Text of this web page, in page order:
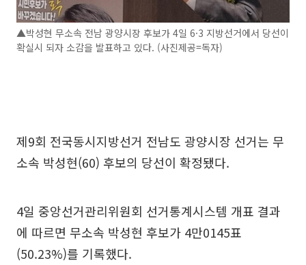
▲박성현 무소속 전남 광양시장 후보가 4일 6·3 지방선거에서 당선이
확실시 되자 소감을 발표하고 있다. (사진제공=독자)
제9회 전국동시지방선거 전남도 광양시장 선거는 무
소속 박성현(60) 후보의 당선이 확정됐다.
4일 중앙선거관리위원회 선거통계시스템 개표 결과
에 따르면 무소속 박성현 후보가 4만0145표
(50.23%)를 기록했다.